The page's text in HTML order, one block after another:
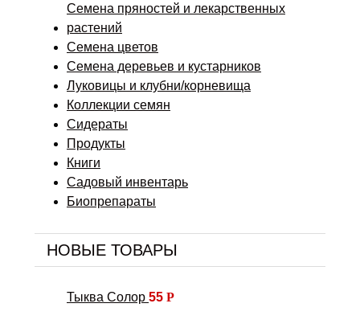
Семена пряностей и лекарственных
растений
Семена цветов
Семена деревьев и кустарников
Луковицы и клубни/корневища
Коллекции семян
Сидераты
Продукты
Книги
Садовый инвентарь
Биопрепараты
НОВЫЕ ТОВАРЫ
Тыква Солор 55 Р